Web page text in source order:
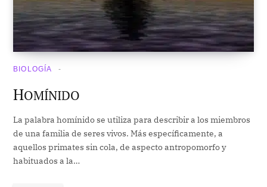
BIOLOGÍA
HOMÍNIDO
La palabra homínido se utiliza para describir a los miembros
de una familia de seres vivos. Más específicamente, a
aquellos primates sin cola, de aspecto antropomorfo y
habituados a la…